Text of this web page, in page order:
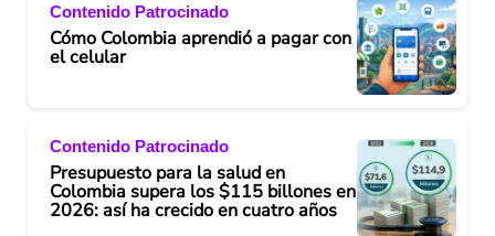
Contenido Patrocinado
Cómo Colombia aprendió a pagar con
el celular
Contenido Patrocinado
Presupuesto para la salud en
Colombia supera los $115 billones en
2026: así ha crecido en cuatro años